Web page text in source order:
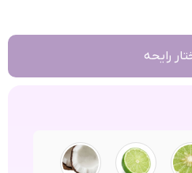
رایحه